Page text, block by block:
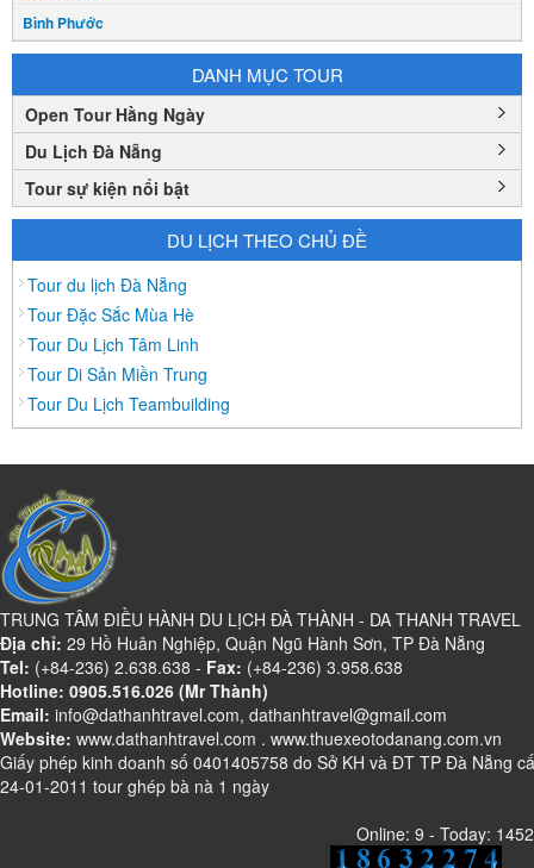
Bình Phước
Bình Thuận
Bắc Cạn
Bắc Giang
Bắc Ninh
Bạc Liêu
Cao Bằng
Daknông
Đồng Nai
Đồng Tháp
Điện Biên
Gia Lai
Hà Giang
Hà Nam
Hà Tĩnh
Hà Tây
Hòa Bình
Hậu Giang
Hải Dương
DANH MỤC TOUR
Open Tour Hằng Ngày
Du Lịch Đà Nẵng
Tour sự kiện nổi bật
DU LỊCH THEO CHỦ ĐỀ
Tour du lịch Đà Nẵng
Tour Đặc Sắc Mùa Hè
Tour Du Lịch Tâm Linh
Tour Di Sản Miền Trung
Tour Du Lịch Teambuilding
TRUNG TÂM ĐIỀU HÀNH DU LỊCH ĐÀ THÀNH - DA THANH TRAVEL
Địa chỉ: 29 Hồ Huân Nghiệp, Quận Ngũ Hành Sơn, TP Đà Nẵng
Tel: (+84-236) 2.638.638 - Fax: (+84-236) 3.958.638
Hotline: 0905.516.026 (Mr Thành)
Email: info@dathanhtravel.com, dathanhtravel@gmail.com
Website: www.dathanhtravel.com . www.thuexeotodanang.com.vn
Giấy phép kinh doanh số 0401405758 do Sở KH và ĐT TP Đà Nẵng
24-01-2011 tour ghép bà nà 1 ngày
Online: 9 - Today: 1452